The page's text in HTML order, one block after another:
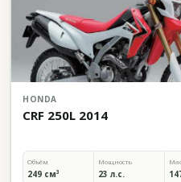
HONDA
CRF 250L 2014
Объём
249 см³
Мощность
23 л.с.